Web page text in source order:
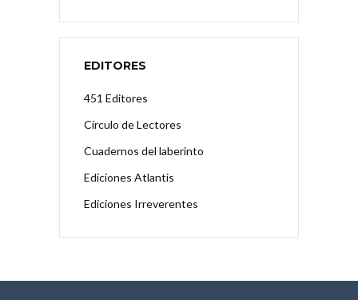
EDITORES
451 Editores
Círculo de Lectores
Cuadernos del laberinto
Ediciones Atlantis
Ediciones Irreverentes